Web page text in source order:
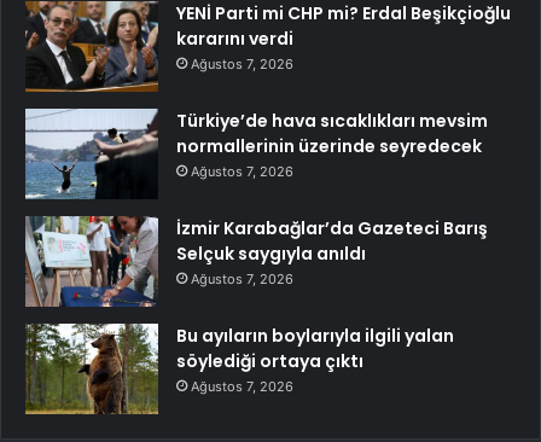
YENİ Parti mi CHP mi? Erdal Beşikçioğlu
kararını verdi
Ağustos 7, 2026
Türkiye’de hava sıcaklıkları mevsim
normallerinin üzerinde seyredecek
Ağustos 7, 2026
İzmir Karabağlar’da Gazeteci Barış
Selçuk saygıyla anıldı
Ağustos 7, 2026
Bu ayıların boylarıyla ilgili yalan
söylediği ortaya çıktı
Ağustos 7, 2026